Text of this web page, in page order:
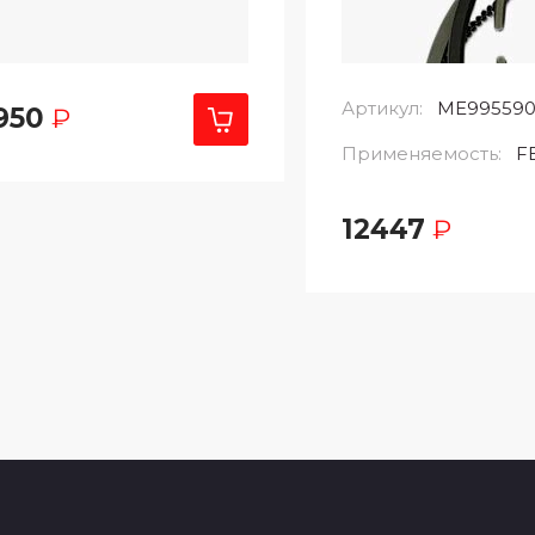
₽ Артикул:
ME995590
Применяемость:
12447 ₽